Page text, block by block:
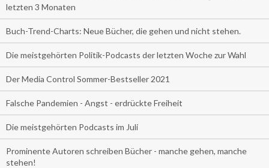
letzten 3 Monaten
Buch-Trend-Charts: Neue Bücher, die gehen und nicht stehen.
Die meistgehörten Politik-Podcasts der letzten Woche zur Wahl
Der Media Control Sommer-Bestseller 2021
Falsche Pandemien - Angst - erdrückte Freiheit
Die meistgehörten Podcasts im Juli
Prominente Autoren schreiben Bücher - manche gehen, manche
stehen!